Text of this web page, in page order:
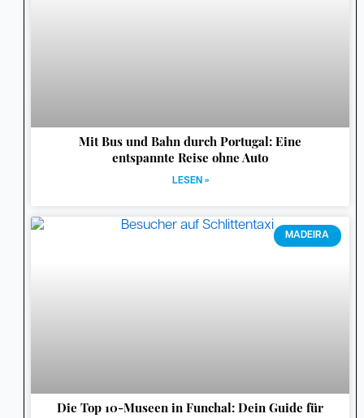
Mit Bus und Bahn durch Portugal: Eine
entspannte Reise ohne Auto
LESEN »
MADEIRA
Die Top 10-Museen in Funchal: Dein Guide für